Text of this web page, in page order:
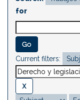
for
Current filters: